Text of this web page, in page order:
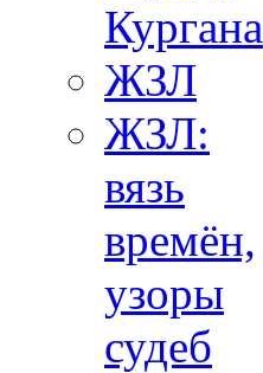
Кургана
ЖЗЛ
ЖЗЛ:
вязь
времён,
узоры
судеб